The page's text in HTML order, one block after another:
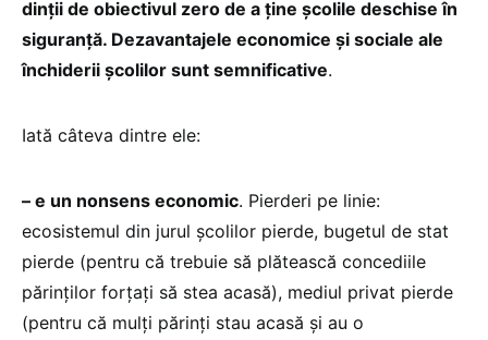
dinții de obiectivul zero de a ține școlile deschise în
siguranță. Dezavantajele economice și sociale ale
închiderii școlilor sunt semnificative.
Iată câteva dintre ele:
– e un nonsens economic. Pierderi pe linie:
ecosistemul din jurul școlilor pierde, bugetul de stat
pierde (pentru că trebuie să plătească concediile
părinților forțați să stea acasă), mediul privat pierde
(pentru că mulți părinți stau acasă și au o